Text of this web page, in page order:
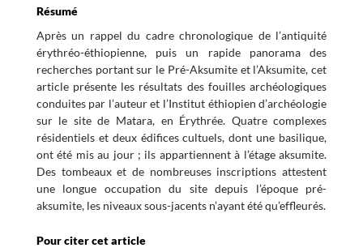
Résumé
Après un rappel du cadre chronologique de l’antiquité
érythréo-éthiopienne, puis un rapide panorama des
recherches portant sur le Pré-Aksumite et l’Aksumite, cet
article présente les résultats des fouilles archéologiques
conduites par l’auteur et l’Institut éthiopien d’archéologie
sur le site de Matara, en Érythrée. Quatre complexes
résidentiels et deux édifices cultuels, dont une basilique,
ont été mis au jour ; ils appartiennent à l’étage aksumite.
Des tombeaux et de nombreuses inscriptions attestent
une longue occupation du site depuis l’époque pré-
aksumite, les niveaux sous-jacents n’ayant été qu’effleurés.
Pour citer cet article